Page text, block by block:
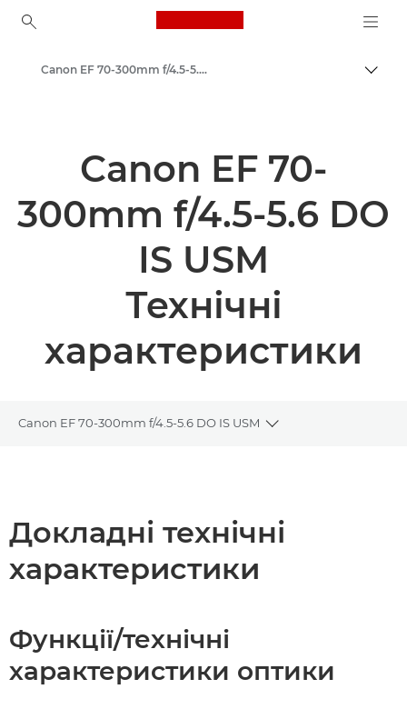
Canon Logo, back to
Canon EF 70-300mm f/4.5-5.6 DO IS USM - Lenses - Camera & Photo lenses
Canon EF 70-
300mm f/4.5-5.6 DO
IS USM
Технічні
характеристики
Canon EF 70-300mm f/4.5-5.6 DO IS USM
Toggle breadcrumbs
Докладні технічні
характеристики
Функції/технічні
характеристики оптики